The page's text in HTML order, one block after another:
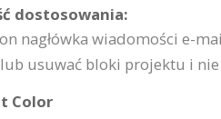
dostosowania:
nagłówka wiadomości e-
usuwać bloki projektu i
Color